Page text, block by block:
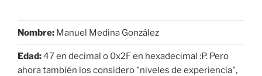
Nombre: Manuel Medina González
Edad:47 en decimal o 0x2F en hexadecimal :P. Pero
ahora también los considero "niveles de experiencia",